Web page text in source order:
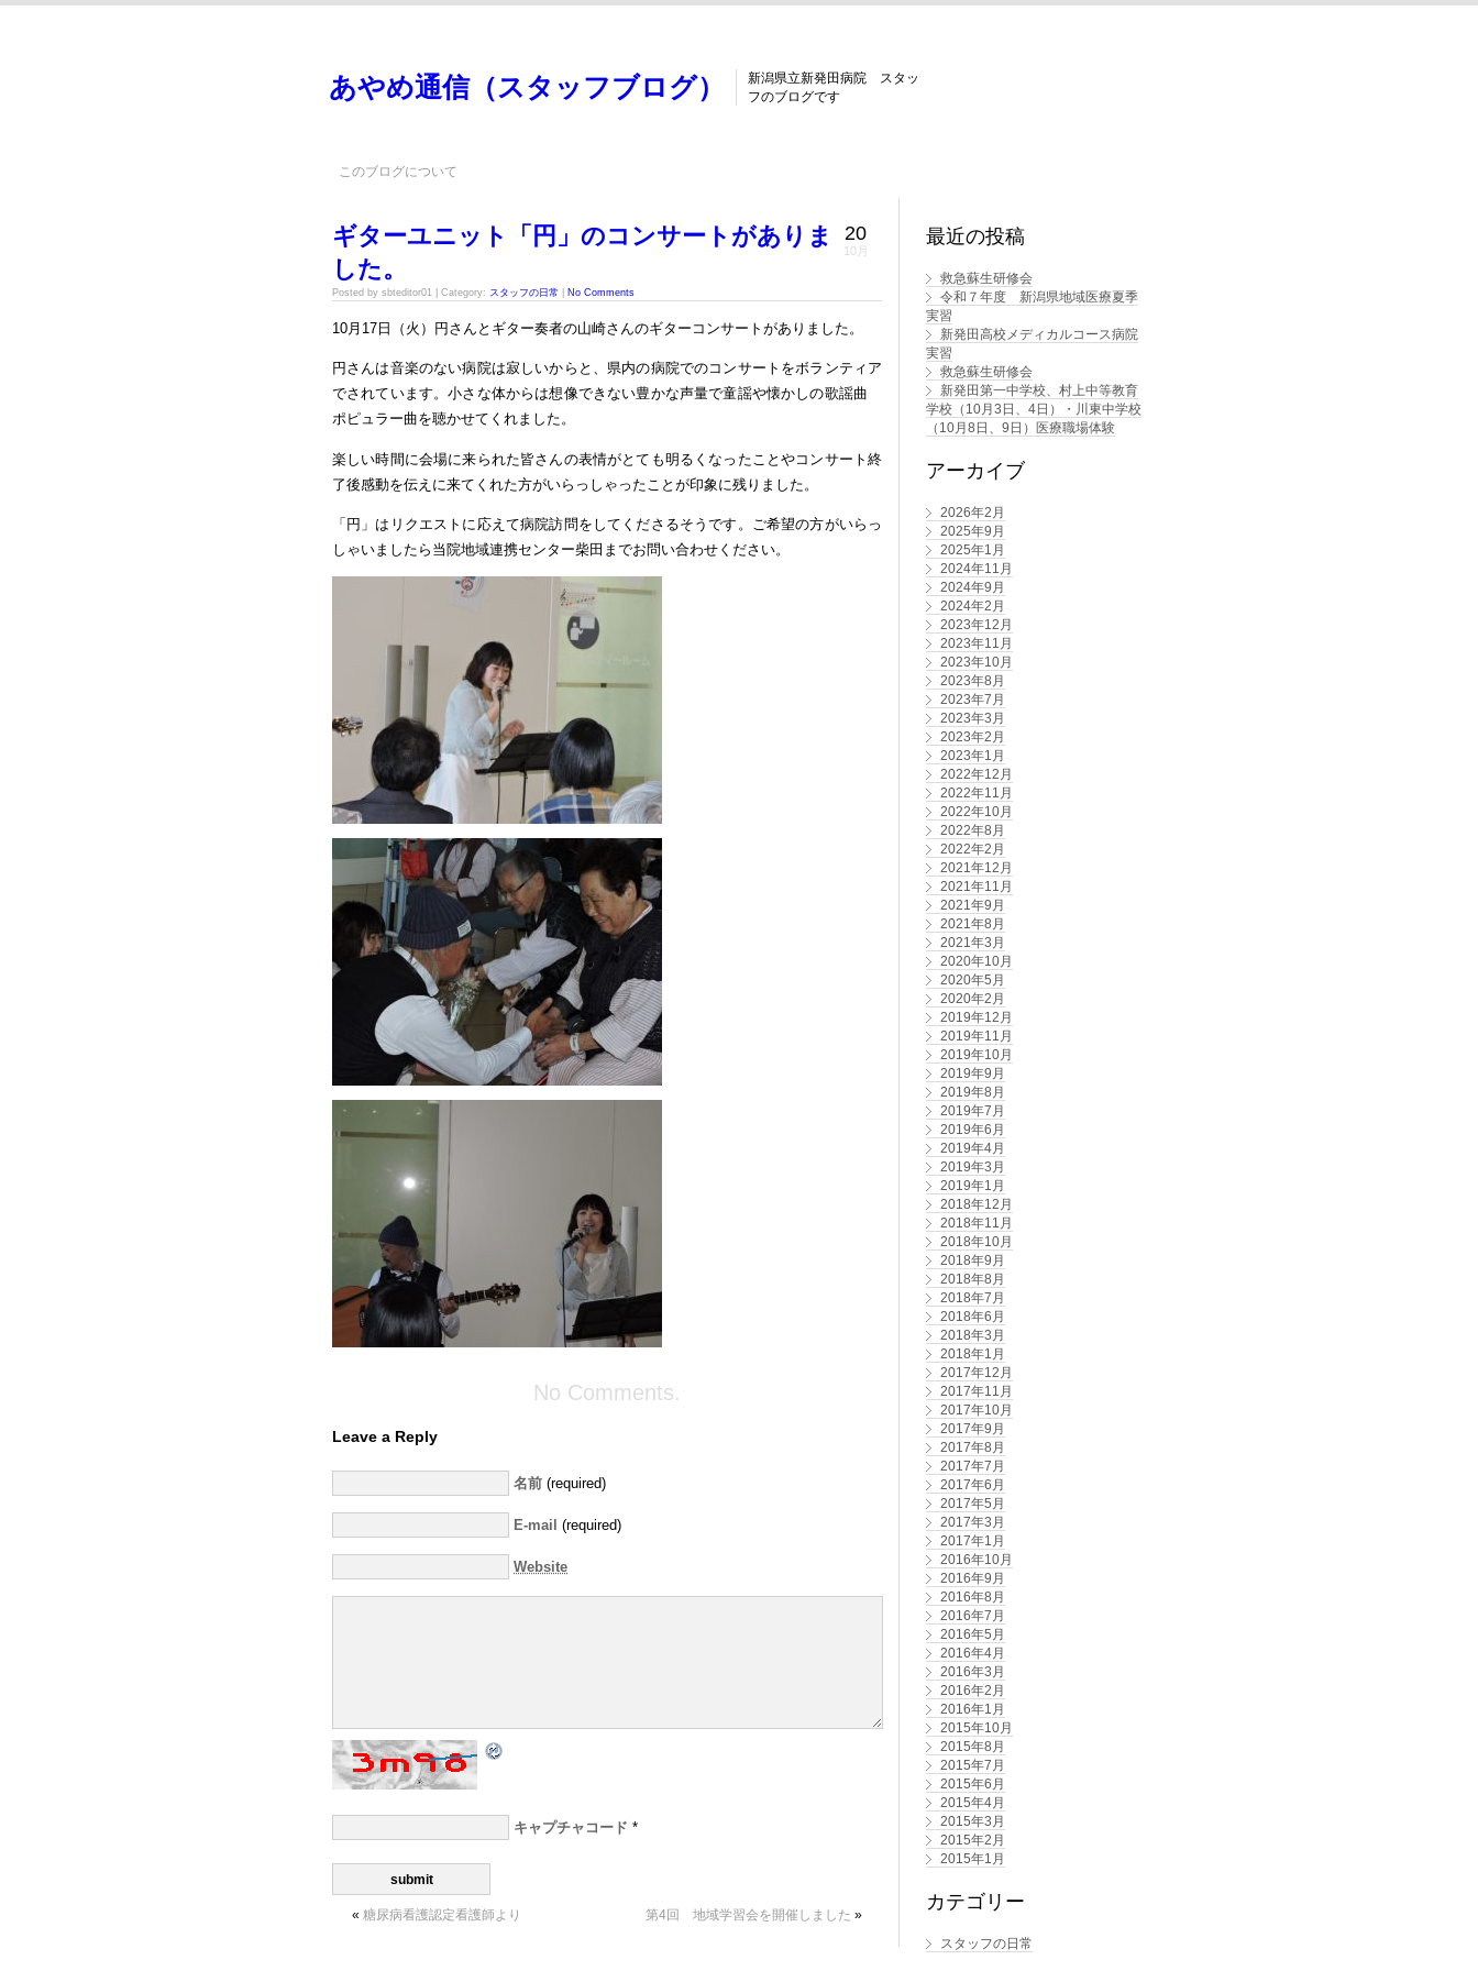
あやめ通信（スタッフブログ）
新潟県立新発田病院 スタッ
フのブログです
このブログについて
20
10月
ギターユニット「円」のコンサートがありま
した。
Posted by sbteditor01 | Category: スタッフの日常 No Comments
10月17日（火）円さんとギター奏者の山崎さんのギターコンサートがありました。
円さんは音楽のない病院は寂しいからと、県内の病院でのコンサートをボランティア
でされています。小さな体からは想像できない豊かな声量で童謡や懐かしの歌謡曲
ポピュラー曲を聴かせてくれました。
楽しい時間に会場に来られた皆さんの表情がとても明るくなったことやコンサート終
了後感動を伝えに来てくれた方がいらっしゃったことが印象に残りました。
「円」はリクエストに応えて病院訪問をしてくださるそうです。ご希望の方がいらっ
しゃいましたら当院地域連携センター柴田までお問い合わせください。
No Comments.
Leave a Reply
名前 (required)
E-mail (required)
Website
キャプチャコード *
« 糖尿病看護認定看護師より 第4回 地域学習会を開催しました »
最近の投稿
救急蘇生研修会
令和７年度 新潟県地域医療夏季
実習
新発田高校メディカルコース病院
実習
救急蘇生研修会
新発田第一中学校、村上中等教育
学校（10月3日、4日）・川東中学校
（10月8日、9日）医療職場体験
アーカイブ
2026年2月
2025年9月
2025年1月
2024年11月
2024年9月
2024年2月
2023年12月
2023年11月
2023年10月
2023年8月
2023年7月
2023年3月
2023年2月
2023年1月
2022年12月
2022年11月
2022年10月
2022年8月
2022年2月
2021年12月
2021年11月
2021年9月
2021年8月
2021年3月
2020年10月
2020年5月
2020年2月
2019年12月
2019年11月
2019年10月
2019年9月
2019年8月
2019年7月
2019年6月
2019年4月
2019年3月
2019年1月
2018年12月
2018年11月
2018年10月
2018年9月
2018年8月
2018年7月
2018年6月
2018年3月
2018年1月
2017年12月
2017年11月
2017年10月
2017年9月
2017年8月
2017年7月
2017年6月
2017年5月
2017年3月
2017年1月
2016年10月
2016年9月
2016年8月
2016年7月
2016年5月
2016年4月
2016年3月
2016年2月
2016年1月
2015年10月
2015年8月
2015年7月
2015年6月
2015年4月
2015年3月
2015年2月
2015年1月
カテゴリー
スタッフの日常